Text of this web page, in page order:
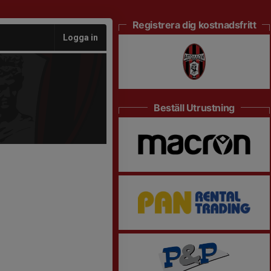
Logga in
Registrera dig kostnadsfritt
Beställ Utrustning